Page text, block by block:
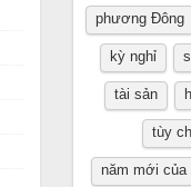
phương Đông
kỳ nghỉ
tài sản
tùy
năm mới của